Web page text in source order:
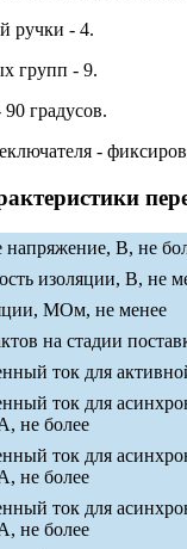
ручки - 4.
групп - 9.
градусов.
-
напряжение, В, не
изоляции, В, не
МОм, не менее
на стадии
ток для
ток для
не более
ток для
не более
ток для
не более